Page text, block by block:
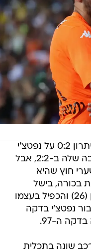
בני יהודה איבדה הערב (חמישי) יתרון 0:2 על נפטצ'י
באקו באזרבייג'אן, נפרדה מהיריבה שלה ב-2:2, אבל
חוץ שהיא
בכורה, בישל
לתאמבי סגס את השער הראשון (26) והכפיל בעצמו
עבור נפטצ'י בדקה
שונה בתכלית